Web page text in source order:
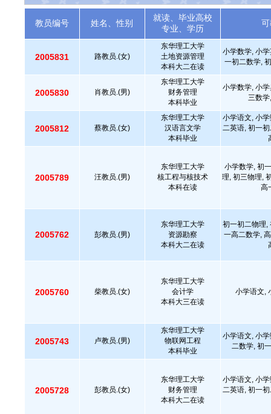
教员编号 姓名、性别
就读、毕业高校
专业、学历
2005831 路教员.(女)
东华理工大学
土地资源管理
本科大二在读
小学数学, 小
一初二数学,
2005830 肖教员.(男)
东华理工大学
财务管理
本科毕业
小学数学, 小
三数
2005812 蔡教员.(女)
东华理工大学
汉语言文学
本科毕业
小学语文, 小
二英语, 初一
2005789 汪教员.(男)
东华理工大学
核工程与核技术
本科在读
小学数学, 初
理, 初三物理,
高
2005762 彭教员.(男)
东华理工大学
资源勘察
本科大二在读
初一初二物理,
一高二数学,
2005760 柴教员.(女)
东华理工大学
会计学
本科大三在读
小学语文,
2005743 卢教员.(男)
东华理工大学
物联网工程
本科毕业
小学语文, 小
二数学, 初
2005728 彭教员.(女)
东华理工大学
财务管理
本科大二在读
小学语文, 小
二英语, 初一